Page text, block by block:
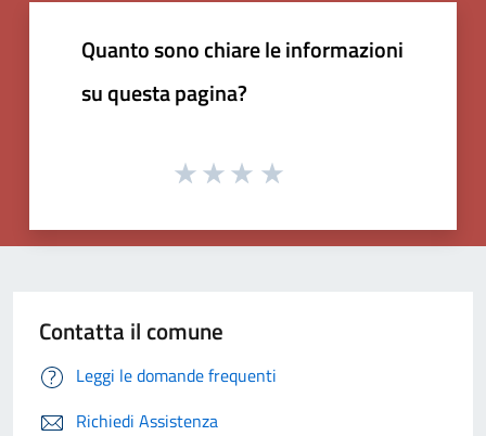
Quanto sono chiare le informazioni
su questa pagina?
Contatta il comune
Leggi le domande frequenti
Richiedi Assistenza